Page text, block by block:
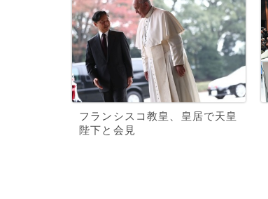
フランシスコ教皇、皇居で天皇
陛下と会見